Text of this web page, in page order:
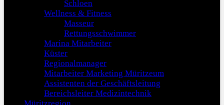
Schloen
Wellness & Fitness
Masseur
Rettungsschwimmer
Marina Mitarbeiter
Küster
Regionalmanager
Mitarbeiter Marketing Müritzeum
Assistenten der Geschäftsleitung
Bereichsleiter Medizintechnik